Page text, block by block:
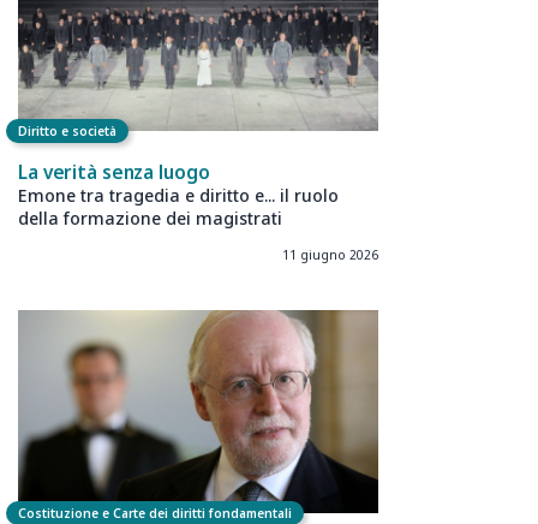
Diritto e società
La verità senza luogo
Emone tra tragedia e diritto e... il ruolo
della formazione dei magistrati
11 giugno 2026
Costituzione e Carte dei diritti fondamentali